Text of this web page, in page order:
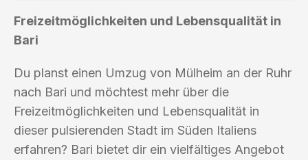
Freizeitmöglichkeiten und Lebensqualität in
Bari
Du planst einen Umzug von Mülheim an der Ruhr
nach Bari und möchtest mehr über die
Freizeitmöglichkeiten und Lebensqualität in
dieser pulsierenden Stadt im Süden Italiens
erfahren? Bari bietet dir ein vielfältiges Angebot